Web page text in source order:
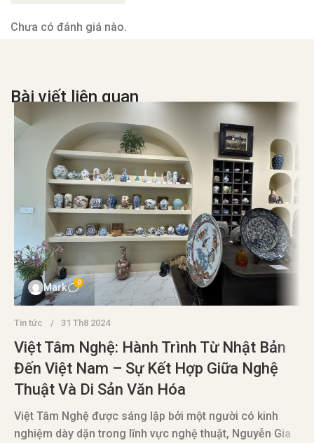
Chưa có đánh giá nào.
Bài viết liên quan
Mark 0
Tin tức 31 Th8 2024
Việt Tâm Nghệ: Hành Trình Từ Nhật Bản
Đến Việt Nam – Sự Kết Hợp Giữa Nghệ
Thuật Và Di Sản Văn Hóa
Việt Tâm Nghệ được sáng lập bởi một người có kinh
nghiệm dày dặn trong lĩnh vực nghệ thuật, Nguyễn Gia